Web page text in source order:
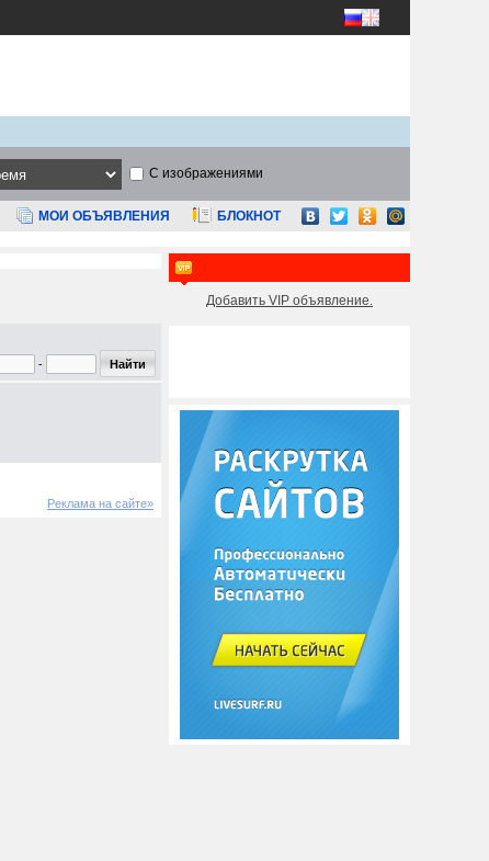
С изображениями
МОИ ОБЪЯВЛЕНИЯ БЛОКНОТ
-
Реклама на сайте»
Добавить VIP объявление.